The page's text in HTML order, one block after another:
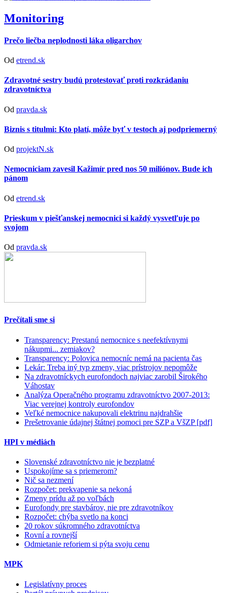
Monitoring
Prečo liečba neplodnosti láka oligarchov
Od etrend.sk
Zdravotné sestry budú protestovať proti rozkrádaniu
zdravotníctva
Od pravda.sk
Biznis s titulmi: Kto platí, môže byť v testoch aj podpriemerný
Od projektN.sk
Nemocniciam zavesil Kažimír pred nos 50 miliónov. Bude ich
pánom
Od etrend.sk
Prieskum v piešťanskej nemocnici si každý vysvetľuje po
svojom
Od pravda.sk
Prečítali sme si
Transparency: Prestanú nemocnice s neefektívnymi
nákupmi... zemiakov?
Transparency: Polovica nemocníc nemá na pacienta čas
Lekár: Treba iný typ zmeny, viac prístrojov nepomôže
Na zdravotníckych eurofondoch najviac zarobil Širokého
Váhostav
Analýza Operačného programu zdravotníctvo 2007-2013:
Viac verejnej kontroly eurofondov
Veľké nemocnice nakupovali elektrinu najdrahšie
Prešetrovanie údajnej štátnej pomoci pre SZP a VšZP [pdf]
HPI v médiách
Slovenské zdravotníctvo nie je bezplatné
Uspokojíme sa s priemerom?
Nič sa nezmení
Rozpočet: prekvapenie sa nekoná
Zmeny prídu až po voľbách
Eurofondy pre stavbárov, nie pre zdravotníkov
Rozpočet: chýba svetlo na konci
20 rokov súkromného zdravotníctva
Rovní a rovnejší
Odmietanie reforiem si pýta svoju cenu
MPK
Legislatívny proces